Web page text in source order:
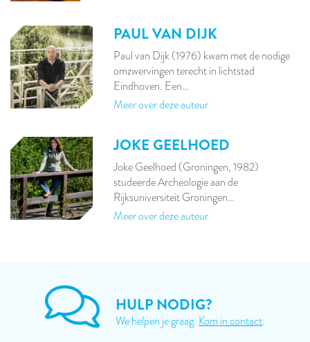
PAUL VAN DIJK
Paul van Dijk (1976) kwam met de nodige
omzwervingen terecht in lichtstad
Eindhoven. Een…
Meer over deze auteur
JOKE GEELHOED
Joke Geelhoed (Groningen, 1982)
studeerde Archeologie aan de
Rijksuniversiteit Groningen…
Meer over deze auteur
HULP NODIG?
We helpen je graag. Kom in contact.